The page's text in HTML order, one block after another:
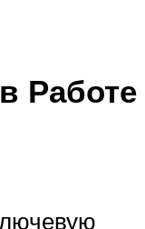
Работе